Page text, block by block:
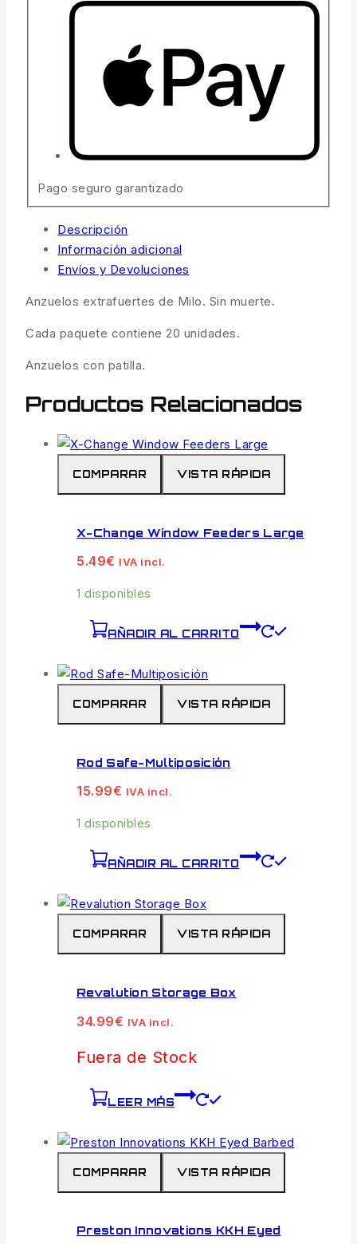
Pago seguro garantizado
Descripción
Información adicional
Envíos y Devoluciones
Anzuelos extrafuertes de Milo. Sin muerte.
Cada paquete contiene 20 unidades.
Anzuelos con patilla.
Productos Relacionados
COMPARAR VISTA RÁPIDA
X-Change Window Feeders Large
5.49€ IVA incl.
1 disponibles
AÑADIR AL CARRITO
COMPARAR VISTA RÁPIDA
Rod Safe-Multiposición
15.99€ IVA incl.
1 disponibles
AÑADIR AL CARRITO
COMPARAR VISTA RÁPIDA
Revalution Storage Box
34.99€ IVA incl.
Fuera de Stock
LEER MÁS
COMPARAR VISTA RÁPIDA
Preston Innovations KKH Eyed